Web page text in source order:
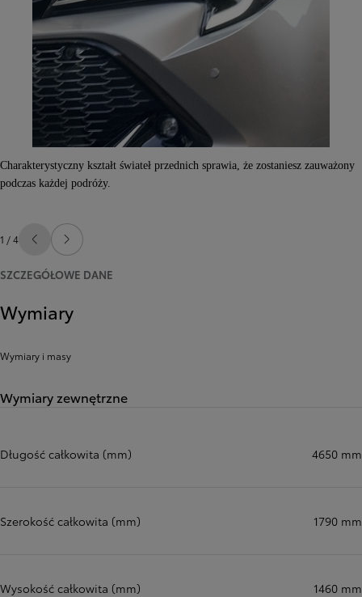
Charakterystyczny kształt świateł przednich sprawia, że zostaniesz zauważony
podczas każdej podróży.
1 / 4 PoprzedniNastępny
SZCZEGÓŁOWE DANE
Wymiary
Wymiary i masy
Wymiary zewnętrzne
Długość całkowita (mm) 4650 mm
Szerokość całkowita (mm) 1790 mm
Wysokość całkowita (mm) 1460 mm